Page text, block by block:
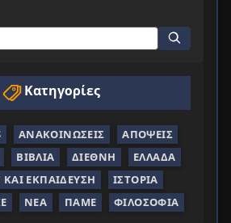
Κατηγορίες
ΑΝΑΚΟΙΝΏΣΕΙΣ
ΑΠΌΨΕΙΣ
ΒΙΒΛΊΑ ΔΙΕΘΝΉ
ΕΛΛΆΔΑ
ΕΚΠΑΊΔΕΥΣΗ
ΙΣΤΟΡΊΑ
ΝΈΑ ΠΑΜΕ ΦΙΛΟΣΟΦΊΑ